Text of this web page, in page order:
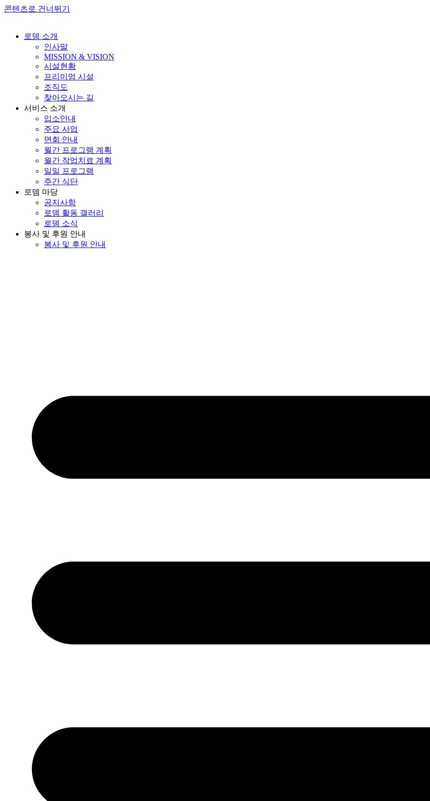
콘텐츠로 건너뛰기
로뎀 소개
인사말
MISSION & VISION
시설현황
프리미엄 시설
조직도
찾아오시는 길
서비스 소개
입소안내
주요 사업
면회 안내
월간 프로그램 계획
월간 작업치료 계획
일일 프로그램
주간 식단
로뎀 마당
공지사항
로뎀 활동 갤러리
로뎀 소식
봉사 및 후원 안내
봉사 및 후원 안내